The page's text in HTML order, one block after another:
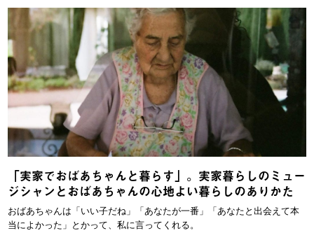
「実家でおばあちゃんと暮らす」。実家暮らしのミュー
ジシャンとおばあちゃんの心地よい暮らしのありかた
おばあちゃんは「いい子だね」「あなたが一番」「あなたと出会えて本
当によかった」とかって、私に言ってくれる。